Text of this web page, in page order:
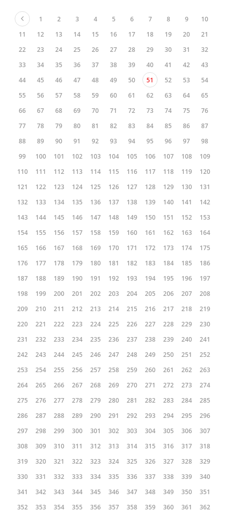
1 2 3 4 5 6 7 8 9
10
11
12 13 14 15 16 17 18 19 20
21
22
23 24 25 26 27 28 29 30 31
32
33
34 35 36 37 38 39 40 41 42
43
44
45 46 47 48 49 50 51 52 53
54
55
56 57 58 59 60 61 62 63 64
65
66
67 68 69 70 71 72 73 74 75
76
77
78 79 80 81 82 83 84 85 86
87
88
89 90 91 92 93 94 95 96 97
98
99
100 101 102 103 104 105 106 107 108
109
110
111 112 113 114 115 116 117 118 119
120
121
122 123 124 125 126 127 128 129 130
131
132
133 134 135 136 137 138 139 140 141
142
143
144 145 146 147 148 149 150 151 152
153
154
155 156 157 158 159 160 161 162 163
164
165
166 167 168 169 170 171 172 173 174
175
176
177 178 179 180 181 182 183 184 185
186
187
188 189 190 191 192 193 194 195 196
197
198
199 200 201 202 203 204 205 206 207
208
209
210 211 212 213 214 215 216 217 218
219
220
221 222 223 224 225 226 227 228 229
230
231
232 233 234 235 236 237 238 239 240
241
242
243 244 245 246 247 248 249 250 251
252
253
254 255 256 257 258 259 260 261 262
263
264
265 266 267 268 269 270 271 272 273
274
275
276 277 278 279 280 281 282 283 284
285
286
287 288 289 290 291 292 293 294 295
296
297
298 299 300 301 302 303 304 305 306
307
308
309 310 311 312 313 314 315 316 317
318
319
320 321 322 323 324 325 326 327 328
329
330
331 332 333 334 335 336 337 338 339
340
341
342 343 344 345 346 347 348 349 350
351
352
353 354 355 356 357 358 359 360 361 362